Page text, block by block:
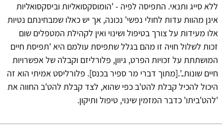
ללא סייג ותנאי. התפיסה לפיה - 'הומוסקסואליות וביסקסואליות
אינן מהוות עדות לחולי נפשי' נכונה, אך יש כאלו שמבחינתם נטיות
אלו מעידות על צורך בטיפול ושינוי ואין לקהילת המטפלים שום
זכות לשלול חויה זו מהם בגלל שתפיסת עולמם היא 'תפיסת חיים
המושתתת על זכויות הפרט, גיוון, פלורליזם וקבלה של אפשרויות
חיים שונות..'.[מתוך דברי מר ספיר בכנס]. פלורליסט אמיתי הוא זה
היכול להכיל קבלת להט'ב כפי שהוא, לצד קבלת להט'ב החווה את
'להט'ביתו' כדבר המזמין שינוי, טיפול ותיקון.